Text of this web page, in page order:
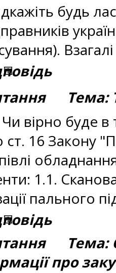
будь
Тема:
вірно буде в
ст. 16 Закону
1.1.
пального
Тема:
про